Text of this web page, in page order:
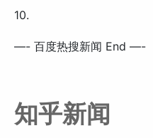
10.
—- 百度热搜新闻 End —-
知乎新闻